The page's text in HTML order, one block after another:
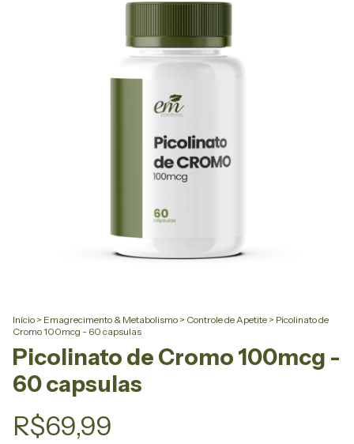
Início > Emagrecimento & Metabolismo > Controle de Apetite > Picolinato de
Cromo 100mcg - 60 capsulas
Picolinato de Cromo 100mcg -
60 capsulas
R$69,99